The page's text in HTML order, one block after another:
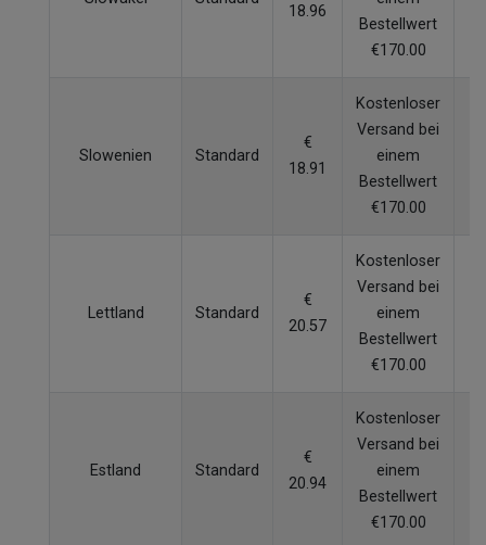
18.96
Bestellwert
€170.00
Slowenien Standard
€
18.91
Kostenloser
Versand bei
einem
Bestellwert
€170.00
Lettland Standard
€
20.57
Kostenloser
Versand bei
einem
Bestellwert
€170.00
Estland Standard
€
20.94
Kostenloser
Versand bei
einem
Bestellwert
€170.00